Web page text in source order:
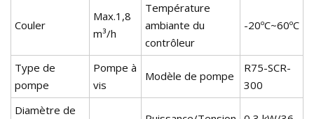
Couler
Max.1,8
m³/h
Température
ambiante du
contrôleur
-20ºC~60ºC
Type de
pompe
Pompe à
vis
Modèle de pompe
R75-SCR-
300
Diamètre de